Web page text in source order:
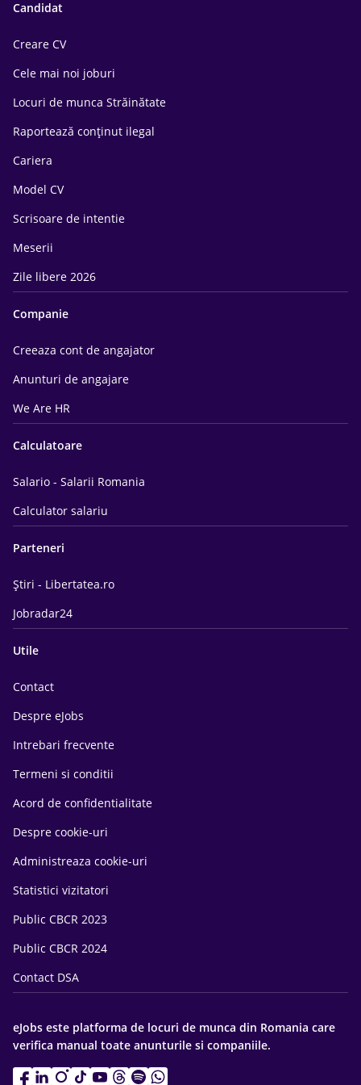
Candidat
Creare CV
Cele mai noi joburi
Locuri de munca Străinătate
Raportează conținut ilegal
Cariera
Model CV
Scrisoare de intentie
Meserii
Zile libere 2026
Companie
Creeaza cont de angajator
Anunturi de angajare
We Are HR
Calculatoare
Salario - Salarii Romania
Calculator salariu
Parteneri
Știri - Libertatea.ro
Jobradar24
Utile
Contact
Despre eJobs
Intrebari frecvente
Termeni si conditii
Acord de confidentialitate
Despre cookie-uri
Administreaza cookie-uri
Statistici vizitatori
Public CBCR 2023
Public CBCR 2024
Contact DSA
eJobs este platforma de locuri de munca din Romania care
verifica manual toate anunturile si companiile.